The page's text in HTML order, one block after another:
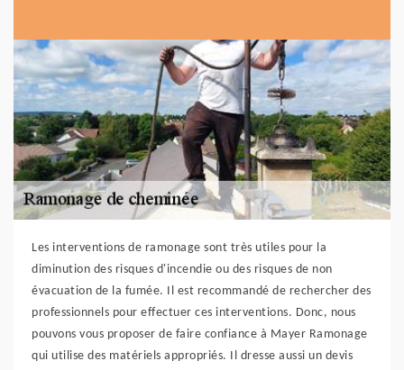
Les interventions de ramonage sont très utiles pour la
diminution des risques d'incendie ou des risques de non
évacuation de la fumée. Il est recommandé de rechercher des
professionnels pour effectuer ces interventions. Donc, nous
pouvons vous proposer de faire confiance à Mayer Ramonage
qui utilise des matériels appropriés. Il dresse aussi un devis